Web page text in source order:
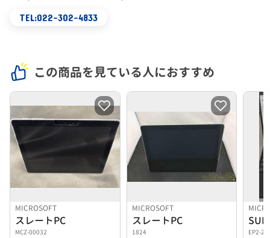
TEL:022-302-4833
この商品を見ている人におすすめ
MICROSOFT
スレートPC
MCZ-00032
MICROSOFT
スレートPC
1824 EP2-